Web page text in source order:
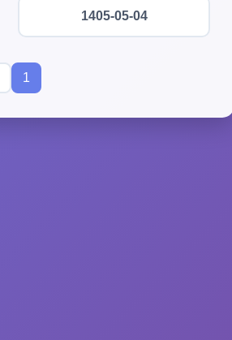
1405-05-04
1